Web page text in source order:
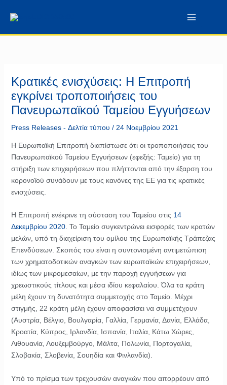
περιεχόμενο
στο
Κρατικές ενισχύσεις: Η Επιτροπή
εγκρίνει τροποποιήσεις του
Πανευρωπαϊκού Ταμείου Εγγυήσεων
Press Releases - Δελτία τύπου / 24 Νοεμβρίου 2021
Η Ευρωπαϊκή Επιτροπή διαπίστωσε ότι οι τροποποιήσεις του
Πανευρωπαϊκού Ταμείου Εγγυήσεων (εφεξής: Ταμείο) για τη
στήριξη των επιχειρήσεων που πλήττονται από την έξαρση του
κορονοϊού συνάδουν με τους κανόνες της ΕΕ για τις κρατικές
ενισχύσεις.
Η Επιτροπή ενέκρινε τη σύσταση του Ταμείου στις 14
Δεκεμβρίου 2020. Το Ταμείο συγκεντρώνει εισφορές των κρατών
μελών, υπό τη διαχείριση του ομίλου της Ευρωπαϊκής Τράπεζας
Επενδύσεων. Σκοπός του είναι η συντονισμένη αντιμετώπιση
των χρηματοδοτικών αναγκών των ευρωπαϊκών επιχειρήσεων,
ιδίως των μικρομεσαίων, με την παροχή εγγυήσεων για
χρεωστικούς τίτλους και μέσα ιδίου κεφαλαίου. Όλα τα κράτη
μέλη έχουν τη δυνατότητα συμμετοχής στο Ταμείο. Μέχρι
στιγμής, 22 κράτη μέλη έχουν αποφασίσει να συμμετέχουν
(Αυστρία, Βέλγιο, Βουλγαρία, Γαλλία, Γερμανία, Δανία, Ελλάδα,
Κροατία, Κύπρος, Ιρλανδία, Ισπανία, Ιταλία, Κάτω Χώρες,
Λιθουανία, Λουξεμβούργο, Μάλτα, Πολωνία, Πορτογαλία,
Σλοβακία, Σλοβενία, Σουηδία και Φινλανδία).
Υπό το πρίσμα των τρεχουσών αναγκών που απορρέουν από